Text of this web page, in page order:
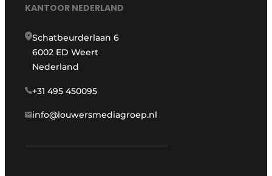
KANTOOR NEDERLAND
Schatbeurderlaan 6
6002 ED Weert
Nederland
+31 495 450095
info@louwersmediagroep.nl